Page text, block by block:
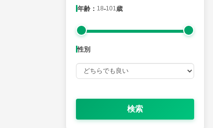
年齢： 18-101 歳
性別
検索